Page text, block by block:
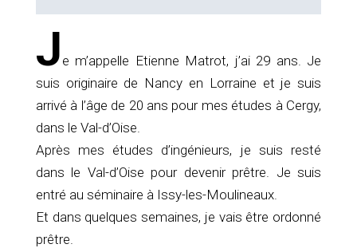
J e m’appelle Etienne Matrot, j’ai 29 ans. Je
suis originaire de Nancy en Lorraine et je suis
arrivé à l’âge de 20 ans pour mes études à Cergy,
dans le Val-d’Oise.
Après mes études d’ingénieurs, je suis resté
dans le Val-d’Oise pour devenir prêtre. Je suis
entré au séminaire à Issy-les-Moulineaux.
Et dans quelques semaines, je vais être ordonné
prêtre.